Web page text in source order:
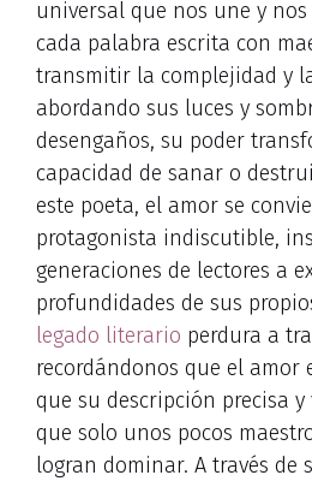
universal que nos une y nos
cada palabra escrita con
transmitir la complejidad y
abordando sus luces y
desengaños, su poder
capacidad de sanar o
este poeta, el amor se
protagonista indiscutible,
generaciones de lectores a
profundidades de sus
legado literario perdura a
recordándonos que el amor
que su descripción precisa
que solo unos pocos
logran dominar. A través de